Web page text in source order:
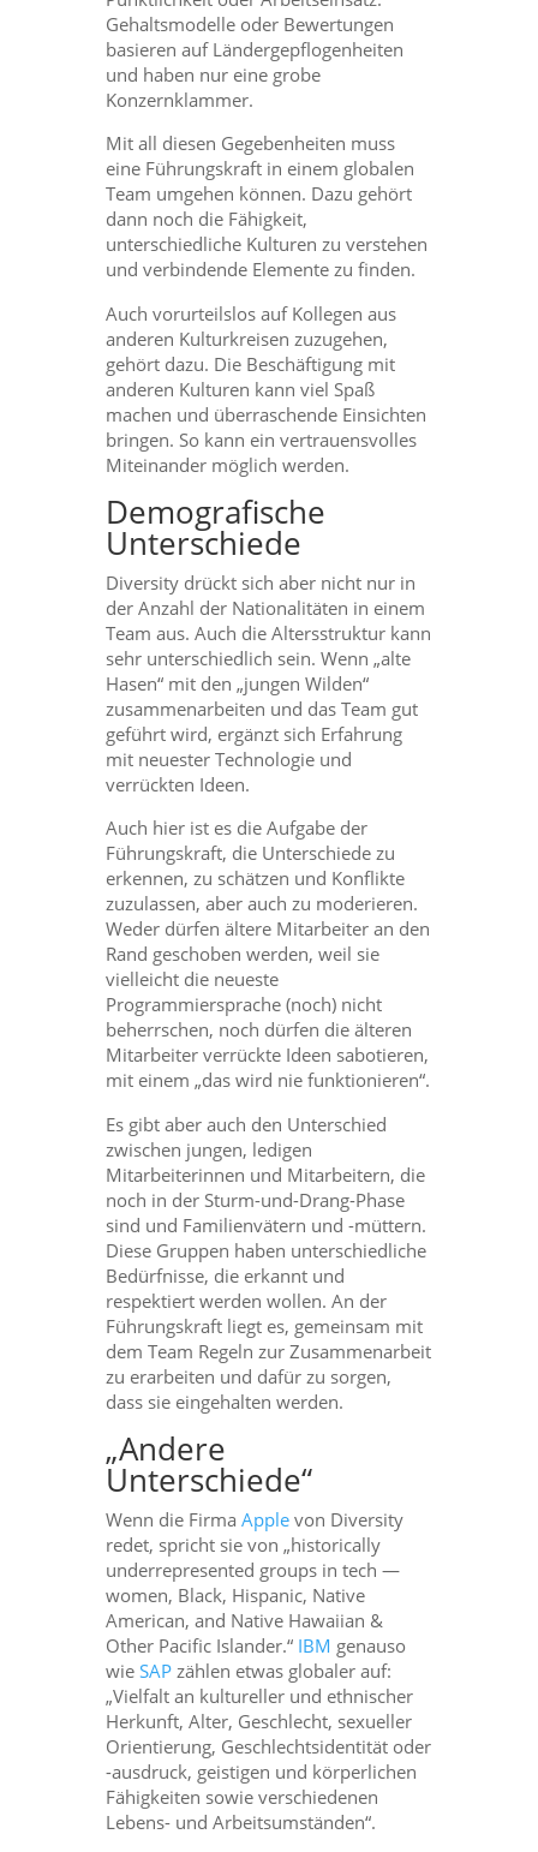
Gehaltsmodelle oder Bewertungen
basieren auf Ländergepflogenheiten
und haben nur eine grobe
Konzernklammer.
Mit all diesen Gegebenheiten muss
eine Führungskraft in einem globalen
Team umgehen können. Dazu gehört
dann noch die Fähigkeit,
unterschiedliche Kulturen zu verstehen
und verbindende Elemente zu finden.
Auch vorurteilslos auf Kollegen aus
anderen Kulturkreisen zuzugehen,
gehört dazu. Die Beschäftigung mit
anderen Kulturen kann viel Spaß
machen und überraschende Einsichten
bringen. So kann ein vertrauensvolles
Miteinander möglich werden.
Demografische
Unterschiede
Diversity drückt sich aber nicht nur in
der Anzahl der Nationalitäten in einem
Team aus. Auch die Altersstruktur kann
sehr unterschiedlich sein. Wenn „alte
Hasen“ mit den „jungen Wilden“
zusammenarbeiten und das Team gut
geführt wird, ergänzt sich Erfahrung
mit neuester Technologie und
verrückten Ideen.
Auch hier ist es die Aufgabe der
Führungskraft, die Unterschiede zu
erkennen, zu schätzen und Konflikte
zuzulassen, aber auch zu moderieren.
Weder dürfen ältere Mitarbeiter an den
Rand geschoben werden, weil sie
vielleicht die neueste
Programmiersprache (noch) nicht
beherrschen, noch dürfen die älteren
Mitarbeiter verrückte Ideen sabotieren,
mit einem „das wird nie funktionieren“.
Es gibt aber auch den Unterschied
zwischen jungen, ledigen
Mitarbeiterinnen und Mitarbeitern, die
noch in der Sturm-und-Drang-Phase
sind und Familienvätern und -müttern.
Diese Gruppen haben unterschiedliche
Bedürfnisse, die erkannt und
respektiert werden wollen. An der
Führungskraft liegt es, gemeinsam mit
dem Team Regeln zur Zusammenarbeit
zu erarbeiten und dafür zu sorgen,
dass sie eingehalten werden.
„Andere
Unterschiede“
Wenn die Firma Applevon Diversity
redet, spricht sie von „historically
underrepresented groups in tech —
women, Black, Hispanic, Native
American, and Native Hawaiian &
Other Pacific Islander.“ IBM genauso
wieSAPzählen etwas globaler auf:
„Vielfalt an kultureller und ethnischer
Herkunft, Alter, Geschlecht, sexueller
Orientierung, Geschlechtsidentität oder
-ausdruck, geistigen und körperlichen
Fähigkeiten sowie verschiedenen
Lebens- und Arbeitsumständen“.